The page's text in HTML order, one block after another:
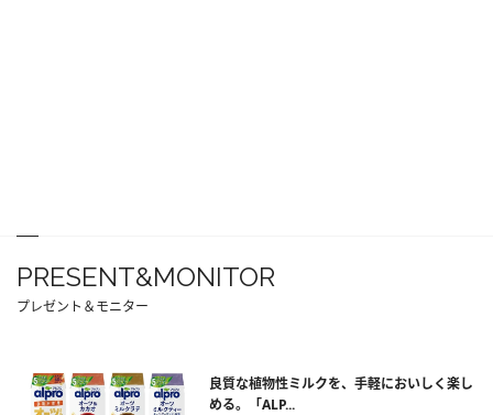
PRESENT&MONITOR
プレゼント＆モニター
良質な植物性ミルクを、手軽においしく楽し
める。「ALP...